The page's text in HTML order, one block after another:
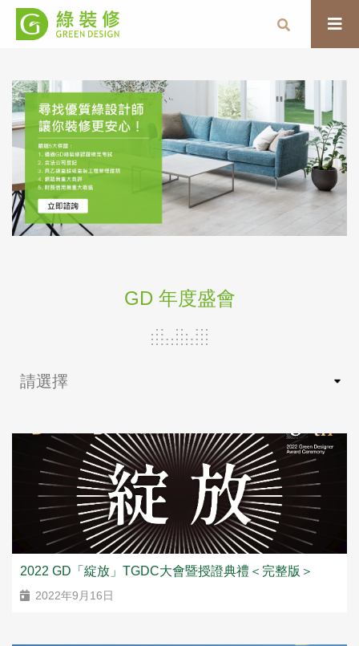
GD 年度盛會
2022 GD「綻放」TGDC大會暨授證典禮＜完整版＞
2022年9月16日